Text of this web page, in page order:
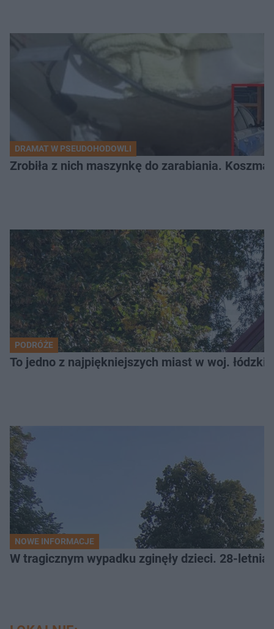
DRAMAT W PSEUDOHODOWLI
Zrobiła z nich maszynkę do zarabiania.
PODRÓŻE
To jedno z najpiękniejszych miast w woj.
NOWE INFORMACJE
W tragicznym wypadku zginęły dzieci. 28-